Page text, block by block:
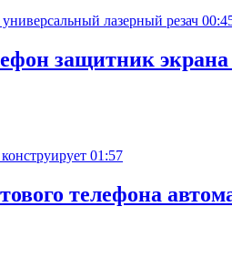
защитник
01:57
телефона